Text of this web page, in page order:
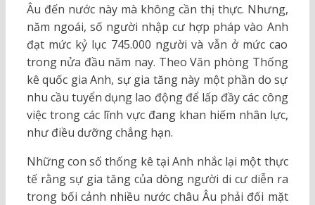
Âu đến nước này mà không cần thị thực. Nhưng,
năm ngoái, số người nhập cư hợp pháp vào Anh
đạt mức kỷ lục 745.000 người và vẫn ở mức cao
trong nửa đầu năm nay. Theo Văn phòng Thống
kê quốc gia Anh, sự gia tăng này một phần do sự
nhu cầu tuyển dụng lao động để lấp đầy các công
việc trong các lĩnh vực đang khan hiếm nhân lực,
như điều dưỡng chẳng hạn.
Những con số thống kê tại Anh nhắc lại một thực
tế rằng sự gia tăng của dòng người di cư diễn ra
trong bối cảnh nhiều nước châu Âu phải đối mặt